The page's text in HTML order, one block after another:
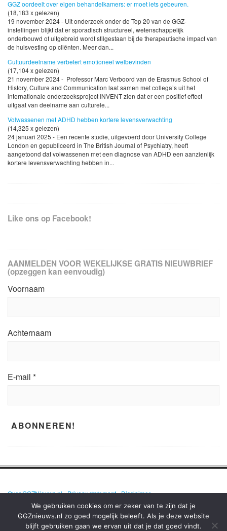
GGZ oordeelt over eigen behandelkamers: er moet iets gebeuren.
(18,183 x gelezen)
19 november 2024 - Uit onderzoek onder de Top 20 van de GGZ-
instellingen blijkt dat er sporadisch structureel, wetenschappelijk
onderbouwd of uitgebreid wordt stilgestaan bij de therapeutische impact van
de huisvesting op cliënten. Meer dan...
Cultuurdeelname verbetert emotioneel welbevinden
(17,104 x gelezen)
21 november 2024 - Professor Marc Verboord van de Erasmus School of
History, Culture and Communication laat samen met collega’s uit het
internationale onderzoeksproject INVENT zien dat er een positief effect
uitgaat van deelname aan culturele...
Volwassenen met ADHD hebben kortere levensverwachting
(14,325 x gelezen)
24 januari 2025 - Een recente studie, uitgevoerd door University College
London en gepubliceerd in The British Journal of Psychiatry, heeft
aangetoond dat volwassenen met een diagnose van ADHD een aanzienlijk
kortere levensverwachting hebben in...
Like ons op Facebook!
AANMELDEN VOOR WEKELIJKSE GRATIS NIEUWBRIEF
(opzeggen kan eenvoudig)
Voornaam
Achternaam
E-mail *
Over GGZNieuws.nl•Privacy statement•Disclaimer
We gebruiken cookies om er zeker van te zijn dat je
GGZnieuws.nl zo goed mogelijk beleeft. Als je deze website
blijft gebruiken gaan we ervan uit dat je dat goed vindt.